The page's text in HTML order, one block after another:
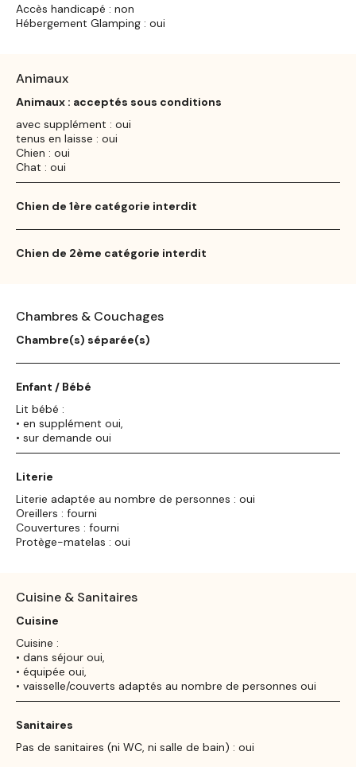
Accès handicapé : non
Hébergement Glamping : oui
Animaux
Animaux : acceptés sous conditions
avec supplément : oui
tenus en laisse : oui
Chien : oui
Chat : oui
Chien de 1ère catégorie interdit
Chien de 2ème catégorie interdit
Chambres & Couchages
Chambre(s) séparée(s)
Enfant / Bébé
Lit bébé :
• en supplément oui,
• sur demande oui
Literie
Literie adaptée au nombre de personnes : oui
Oreillers : fourni
Couvertures : fourni
Protège-matelas : oui
Cuisine & Sanitaires
Cuisine
Cuisine :
• dans séjour oui,
• équipée oui,
• vaisselle/couverts adaptés au nombre de personnes oui
Sanitaires
Pas de sanitaires (ni WC, ni salle de bain) : oui